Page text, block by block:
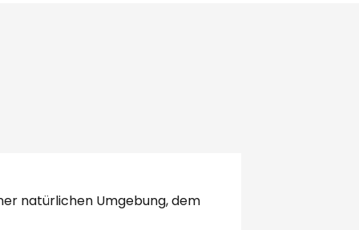
natürlichen Umgebung, dem